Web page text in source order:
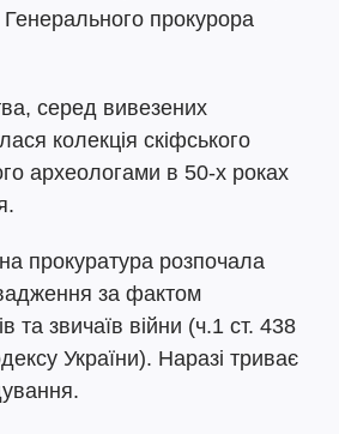
прокурора
серед вивезених
колекція скіфського
археологами в 50-х роках
прокуратура розпочала
за фактом
та звичаїв війни (ч.1 ст. 438
України). Наразі триває